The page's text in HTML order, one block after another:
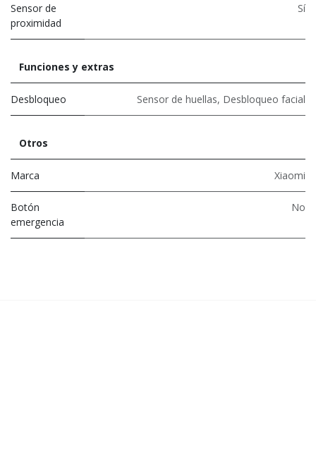
Sensor de
proximidad
Sí
Funciones y extras
Desbloqueo Sensor de huellas, Desbloqueo facial
Otros
Marca Xiaomi
Botón
emergencia
No